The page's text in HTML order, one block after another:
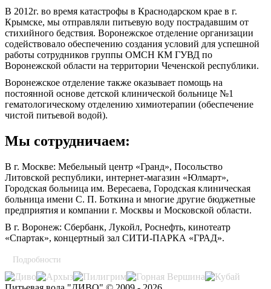
В 2012г. во время катастрофы в Краснодарском крае в г.
Крымске, мы отправляли питьевую воду пострадавшим от
стихийного бедствия. Воронежское отделение организации
содействовало обеспечению создания условий для успешной
работы сотрудников группы ОМСН КМ ГУВД по
Воронежской области на территории Чеченской республики.
Воронежское отделение также оказывает помощь на
постоянной основе детской клинической больнице №1
гематологическому отделению химиотерапии (обеспечение
чистой питьевой водой).
Мы сотрудничаем:
В г. Москве: Мебельный центр «Гранд», Посольство
Литовской республики, интернет-магазин «Юлмарт»,
Городская больница им. Вересаева, Городская клиническая
больница имени С. П. Боткина и многие другие бюджетные
предприятия и компании г. Москвы и Московской области.
В г. Воронеж: Сбербанк, Лукойл, Роснефть, кинотеатр
«Спартак», концертный зал СИТИ-ПАРКА «ГРАД».
Подробности